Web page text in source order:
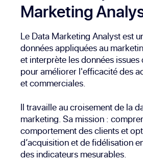
Marketing
Le Data Marketing Analyst est
données appliquées au
et interprète les données
pour améliorer l'efficacité des
et commerciales.
Il travaille au croisement de la
marketing. Sa mission :
comportement des clients et
d’acquisition et de fidélisation
des indicateurs mesurables.